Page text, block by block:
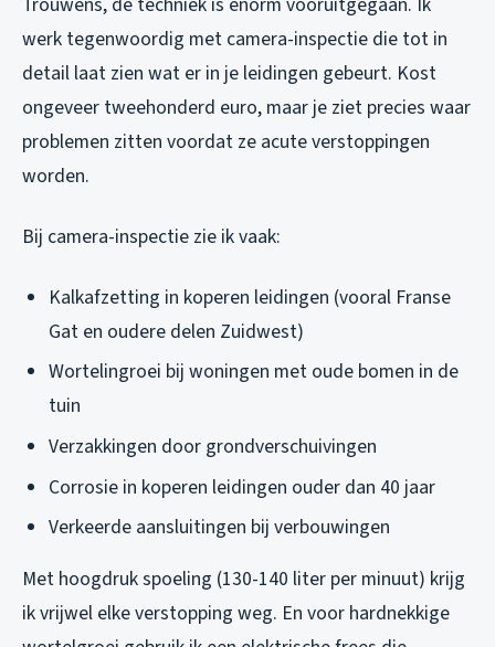
werk tegenwoordig met camera-inspectie die tot in
detail laat zien wat er in je leidingen gebeurt. Kost
ongeveer tweehonderd euro, maar je ziet precies waar
problemen zitten voordat ze acute verstoppingen
worden.
Bij camera-inspectie zie ik vaak:
Kalkafzetting in koperen leidingen (vooral Franse
Gat en oudere delen Zuidwest)
Wortelingroei bij woningen met oude bomen in de
tuin
Verzakkingen door grondverschuivingen
Corrosie in koperen leidingen ouder dan 40 jaar
Verkeerde aansluitingen bij verbouwingen
Met hoogdruk spoeling (130-140 liter per minuut) krijg
ik vrijwel elke verstopping weg. En voor hardnekkige